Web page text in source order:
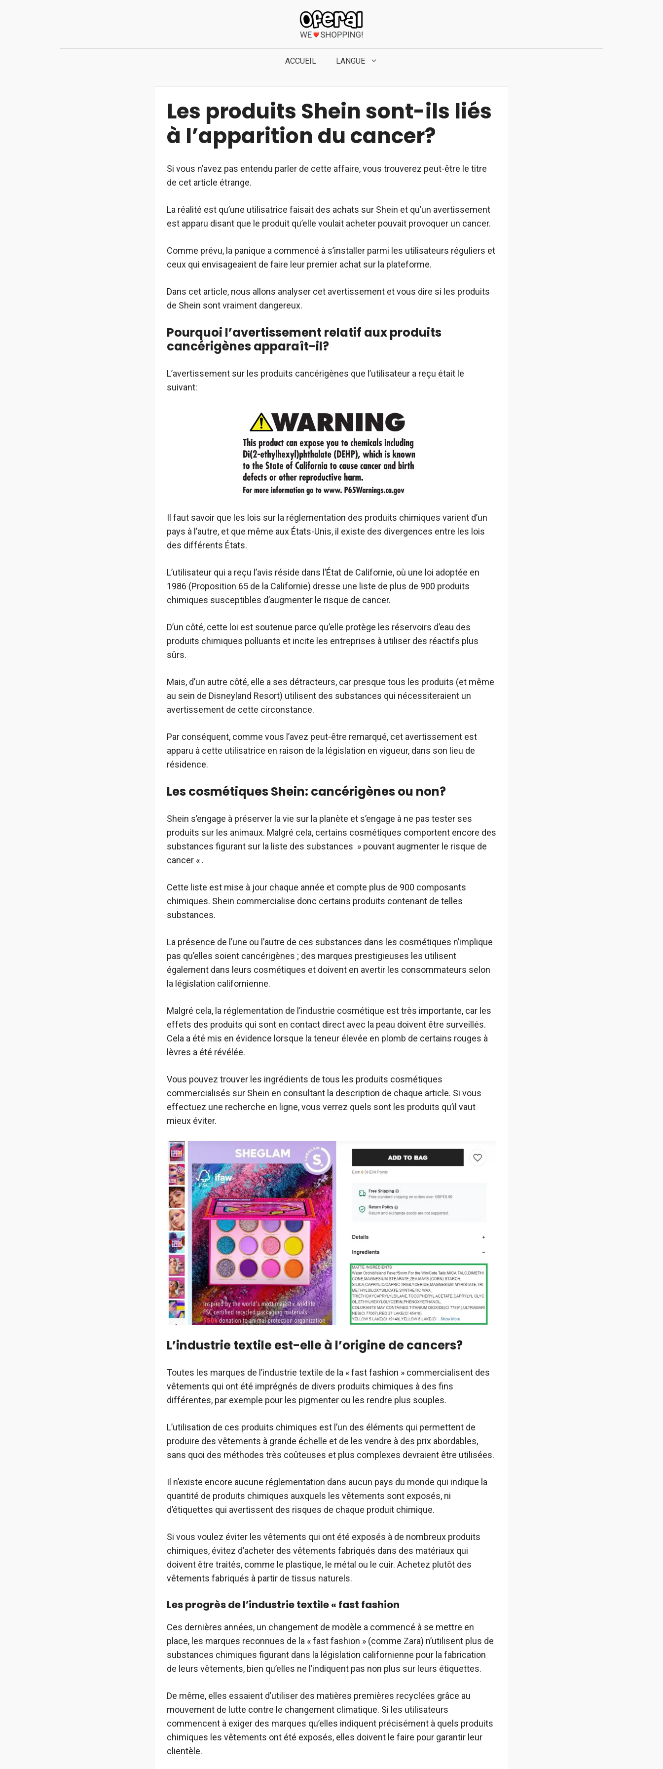
ACCUEIL LANGUE
Les produits Shein sont-ils liés
à l’apparition du cancer?
Si vous n’avez pas entendu parler de cette affaire, vous trouverez peut-être le titre
de cet article étrange.
La réalité est qu’une utilisatrice faisait des achats sur Shein et qu’un avertissement
est apparu disant que le produit qu’elle voulait acheter pouvait provoquer un cancer.
Comme prévu, la panique a commencé à s’installer parmi les utilisateurs réguliers et
ceux qui envisageaient de faire leur premier achat sur la plateforme.
Dans cet article, nous allons analyser cet avertissement et vous dire si les produits
de Shein sont vraiment dangereux.
Pourquoi l’avertissement relatif aux produits
cancérigènes apparaît-il?
L’avertissement sur les produits cancérigènes que l’utilisateur a reçu était le
suivant:
Il faut savoir que les lois sur la réglementation des produits chimiques varient d’un
pays à l’autre, et que même aux États-Unis, il existe des divergences entre les lois
des différents États.
L’utilisateur qui a reçu l’avis réside dans l’État de Californie, où une loi adoptée en
1986 (Proposition 65 de la Californie) dresse une liste de plus de 900 produits
chimiques susceptibles d’augmenter le risque de cancer.
D’un côté, cette loi est soutenue parce qu’elle protège les réservoirs d’eau des
produits chimiques polluants et incite les entreprises à utiliser des réactifs plus
sûrs.
Mais, d’un autre côté, elle a ses détracteurs, car presque tous les produits (et même
au sein de Disneyland Resort) utilisent des substances qui nécessiteraient un
avertissement de cette circonstance.
Par conséquent, comme vous l’avez peut-être remarqué, cet avertissement est
apparu à cette utilisatrice en raison de la législation en vigueur, dans son lieu de
résidence.
Les cosmétiques Shein: cancérigènes ou non?
Shein s’engage à préserver la vie sur la planète et s’engage à ne pas tester ses
produits sur les animaux. Malgré cela, certains cosmétiques comportent encore des
substances figurant sur la liste des substances » pouvant augmenter le risque de
cancer « .
Cette liste est mise à jour chaque année et compte plus de 900 composants
chimiques. Shein commercialise donc certains produits contenant de telles
substances.
La présence de l’une ou l’autre de ces substances dans les cosmétiques n’implique
pas qu’elles soient cancérigènes ; des marques prestigieuses les utilisent
également dans leurs cosmétiques et doivent en avertir les consommateurs selon
la législation californienne.
Malgré cela, la réglementation de l’industrie cosmétique est très importante, car les
effets des produits qui sont en contact direct avec la peau doivent être surveillés.
Cela a été mis en évidence lorsque la teneur élevée en plomb de certains rouges à
lèvres a été révélée.
Vous pouvez trouver les ingrédients de tous les produits cosmétiques
commercialisés sur Shein en consultant la description de chaque article. Si vous
effectuez une recherche en ligne, vous verrez quels sont les produits qu’il vaut
mieux éviter.
L’industrie textile est-elle à l’origine de cancers?
Toutes les marques de l’industrie textile de la « fast fashion » commercialisent des
vêtements qui ont été imprégnés de divers produits chimiques à des fins
différentes, par exemple pour les pigmenter ou les rendre plus souples.
L’utilisation de ces produits chimiques est l’un des éléments qui permettent de
produire des vêtements à grande échelle et de les vendre à des prix abordables,
sans quoi des méthodes très coûteuses et plus complexes devraient être utilisées.
Il n’existe encore aucune réglementation dans aucun pays du monde qui indique la
quantité de produits chimiques auxquels les vêtements sont exposés, ni
d’étiquettes qui avertissent des risques de chaque produit chimique.
Si vous voulez éviter les vêtements qui ont été exposés à de nombreux produits
chimiques, évitez d’acheter des vêtements fabriqués dans des matériaux qui
doivent être traités, comme le plastique, le métal ou le cuir. Achetez plutôt des
vêtements fabriqués à partir de tissus naturels.
Les progrès de l’industrie textile « fast fashion
Ces dernières années, un changement de modèle a commencé à se mettre en
place, les marques reconnues de la « fast fashion » (comme Zara) n’utilisent plus de
substances chimiques figurant dans la législation californienne pour la fabrication
de leurs vêtements, bien qu’elles ne l’indiquent pas non plus sur leurs étiquettes.
De même, elles essaient d’utiliser des matières premières recyclées grâce au
mouvement de lutte contre le changement climatique. Si les utilisateurs
commencent à exiger des marques qu’elles indiquent précisément à quels produits
chimiques les vêtements ont été exposés, elles doivent le faire pour garantir leur
clientèle.